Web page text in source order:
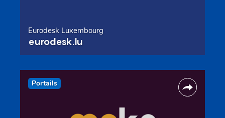
Eurodesk Luxembourg
eurodesk.lu
Portails